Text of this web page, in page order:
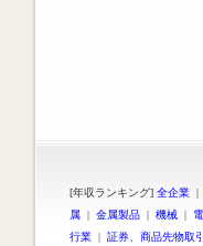
[年収ランキング] 全企業 |
属 | 金属製品 | 機械 |
行業 | 証券、商品先物取